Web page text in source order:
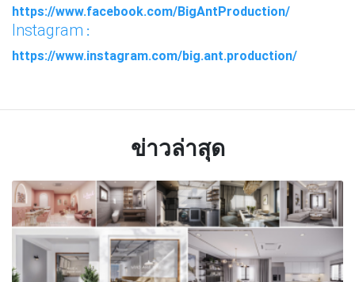
https://www.facebook.com/BigAntProduction/
Instagram :
https://www.instagram.com/big.ant.production/
ข่าวล่าสุด